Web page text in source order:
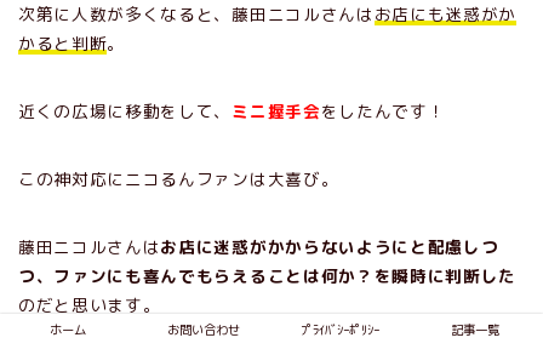
次第に人数が多くなると、藤田ニコルさんは お店にも迷惑がか
かると判断。
近くの広場に移動をして、 ミニ握手会をしたんです！
この神対応にニコるんファンは大喜び。
藤田ニコルさんはお店に迷惑がかからないようにと配慮しつ
つ、ファンにも喜んでもらえることは何か？を瞬時に判断した
のだと思います。
ホーム お問い合わせ ﾌﾟﾗｲﾊﾞｼｰﾎﾟﾘｼｰ 記事一覧